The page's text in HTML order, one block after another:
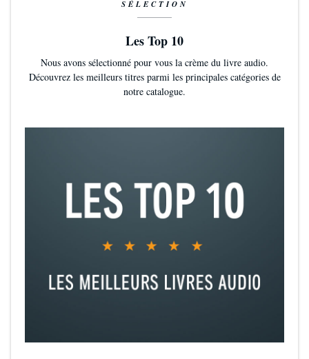
SÉLECTION
Les Top 10
Nous avons sélectionné pour vous la crème du livre audio.
Découvrez les meilleurs titres parmi les principales catégories de
notre catalogue.